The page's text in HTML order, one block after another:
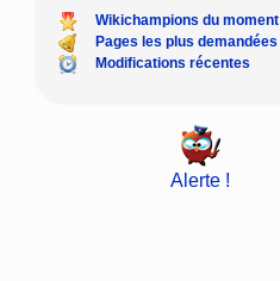
Wikichampions du moment
Pages les plus demandées
Modifications récentes
Alerte !